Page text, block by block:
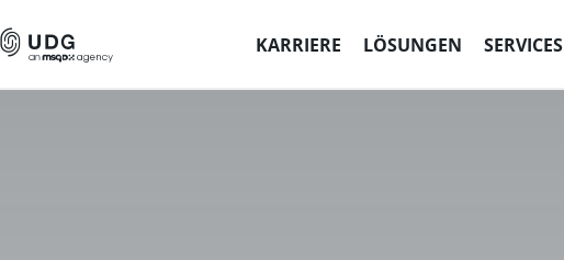
KARRIERE LÖSUNGEN SERVICES